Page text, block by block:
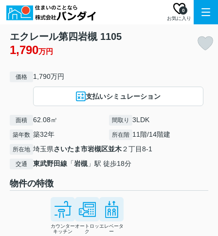
お気に入り
0
エクレール第四岩槻 1105
1,790万円
価格 1,790万円
支払いシミュレーション
面積 62.08㎡ 間取り 3LDK
築年数 築32年 所在階 11階/14階建
所在地 埼玉県さいたま市岩槻区並木２丁目8-1
交通 東武野田線 「岩槻 」駅 徒歩18分
物件の特徴
カウンター
キッチン
オートロッ
ク
エレベータ
ー